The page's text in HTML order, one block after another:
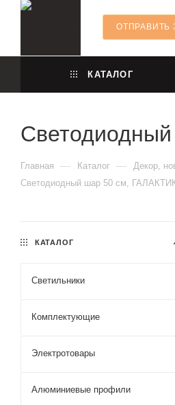
ОТПРАВИТЬ
КАТАЛОГ
Главная — Каталог — Декор,
Светодиодный шар 50 см,
КАТАЛОГ
Светильники
Комплектующие
Электротовары
Алюминиевые профили